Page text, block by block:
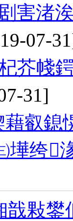
害渚
07-
芥帴
31]
藉叡
墷绔
戠敤